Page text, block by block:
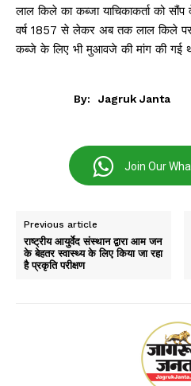
लाल किले का कब्जा याचिकाकर्ता को
वर्ष 1857 से लेकर अब तक लाल किले
कब्जे के लिए भी मुआवजे की मांग की गई
By: Jagruk Janta
Join Our
Previous article
राष्ट्रीय आयुर्वेद संस्थान द्वारा आम जन
के बेहतर स्वास्थ्य के लिए किया जा रहा
है प्रकृति परीक्षण